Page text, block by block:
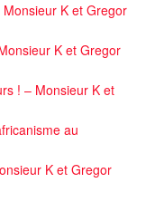
K et Gregor
K et Gregor
! – Monsieur K et
au
K et Gregor